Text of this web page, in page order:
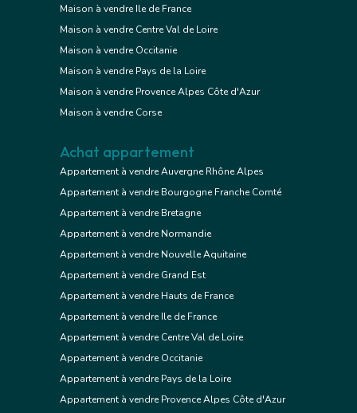
Maison à vendre Ile de France
Maison à vendre Centre Val de Loire
Maison à vendre Occitanie
Maison à vendre Pays de la Loire
Maison à vendre Provence Alpes Côte d'Azur
Maison à vendre Corse
Achat appartement
Appartement à vendre Auvergne Rhône Alpes
Appartement à vendre Bourgogne Franche Comté
Appartement à vendre Bretagne
Appartement à vendre Normandie
Appartement à vendre Nouvelle Aquitaine
Appartement à vendre Grand Est
Appartement à vendre Hauts de France
Appartement à vendre Ile de France
Appartement à vendre Centre Val de Loire
Appartement à vendre Occitanie
Appartement à vendre Pays de la Loire
Appartement à vendre Provence Alpes Côte d'Azur